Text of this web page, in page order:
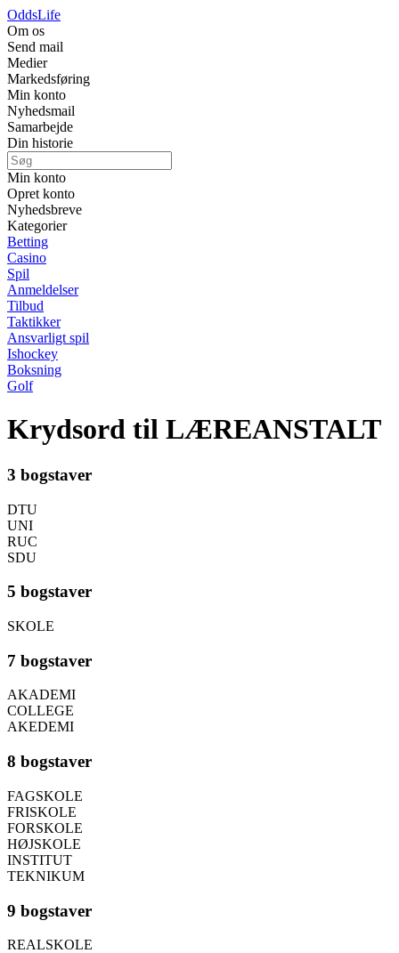
OddsLife
Om os
Send mail
Medier
Markedsføring
Min konto
Nyhedsmail
Samarbejde
Din historie
Min konto
Opret konto
Nyhedsbreve
Kategorier
Betting
Casino
Spil
Anmeldelser
Tilbud
Taktikker
Ansvarligt spil
Ishockey
Boksning
Golf
Krydsord til LÆREANSTALT
3 bogstaver
DTU
UNI
RUC
SDU
5 bogstaver
SKOLE
7 bogstaver
AKADEMI
COLLEGE
AKEDEMI
8 bogstaver
FAGSKOLE
FRISKOLE
FORSKOLE
HØJSKOLE
INSTITUT
TEKNIKUM
9 bogstaver
REALSKOLE